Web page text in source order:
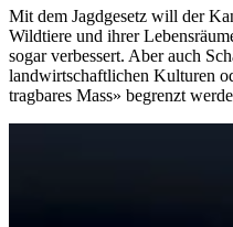
Mit dem Jagdgesetz will der
Wildtiere und ihrer
sogar verbessert. Aber auch
landwirtschaftlichen Kulturen
tragbares Mass» begrenzt